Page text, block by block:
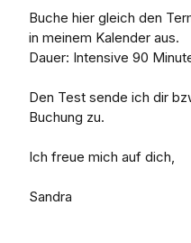
Buche hier gleich den
in meinem Kalender aus.
Dauer: Intensive 90
Den Test sende ich dir
Buchung zu.
Ich freue mich auf dich,
Sandra